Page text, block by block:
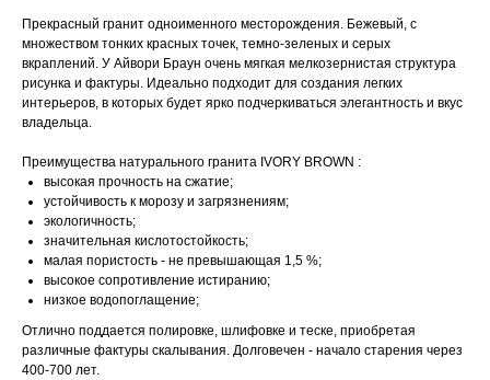
Прекрасный гранит одноименного месторождения. Бежевый, с
множеством тонких красных точек, темно-зеленых и серых
вкраплений. У Айвори Браун очень мягкая мелкозернистая структура
рисунка и фактуры. Идеально подходит для создания легких
интерьеров, в которых будет ярко подчеркиваться элегантность и вкус
владельца.
Преимущества натурального гранита IVORY BROWN :
высокая прочность на сжатие;
устойчивость к морозу и загрязнениям;
экологичность;
значительная кислотостойкость;
малая пористость - не превышающая 1,5 %;
высокое сопротивление истиранию;
низкое водопоглащение;
Отлично поддается полировке, шлифовке и теске, приобретая
различные фактуры скалывания. Долговечен - начало старения через
400-700 лет.